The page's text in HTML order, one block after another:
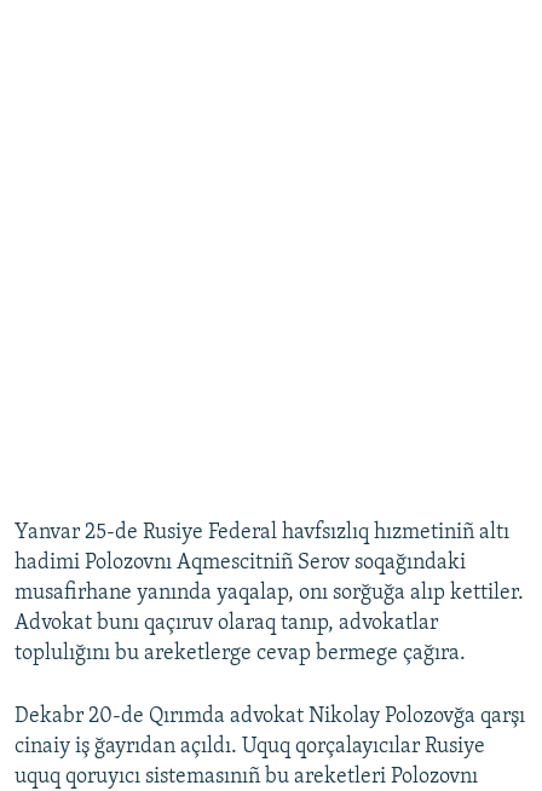
Yanvar 25-de Rusiye Federal havfsızlıq hızmetiniñ altı
hadimi Polozovnı Aqmescitniñ Serov soqağındaki
musafirhane yanında yaqalap, onı sorğuğa alıp kettiler.
Advokat bunı qaçıruv olaraq tanıp, advokatlar
toplulığını bu areketlerge cevap bermege çağıra.
Dekabr 20-de Qırımda advokat Nikolay Polozovğa qarşı
cinaiy iş ğayrıdan açıldı. Uquq qorçalayıcılar Rusiye
uquq qoruyıcı sistemasınıñ bu areketleri Polozovnı